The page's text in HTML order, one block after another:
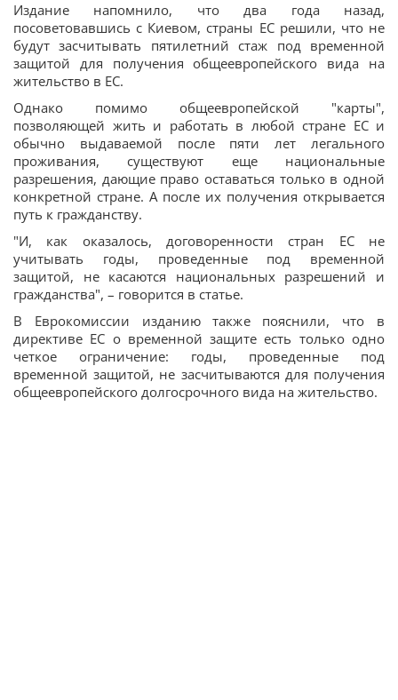
Издание напомнило, что два года назад,
посоветовавшись с Киевом, страны ЕС решили, что не
будут засчитывать пятилетний стаж под временной
защитой для получения общеевропейского вида на
жительство в ЕС.
Однако помимо общеевропейской "карты",
позволяющей жить и работать в любой стране ЕС и
обычно выдаваемой после пяти лет легального
проживания, существуют еще национальные
разрешения, дающие право оставаться только в одной
конкретной стране. А после их получения открывается
путь к гражданству.
"И, как оказалось, договоренности стран ЕС не
учитывать годы, проведенные под временной
защитой, не касаются национальных разрешений и
гражданства", – говорится в статье.
В Еврокомиссии изданию также пояснили, что в
директиве ЕС о временной защите есть только одно
четкое ограничение: годы, проведенные под
временной защитой, не засчитываются для получения
общеевропейского долгосрочного вида на жительство.